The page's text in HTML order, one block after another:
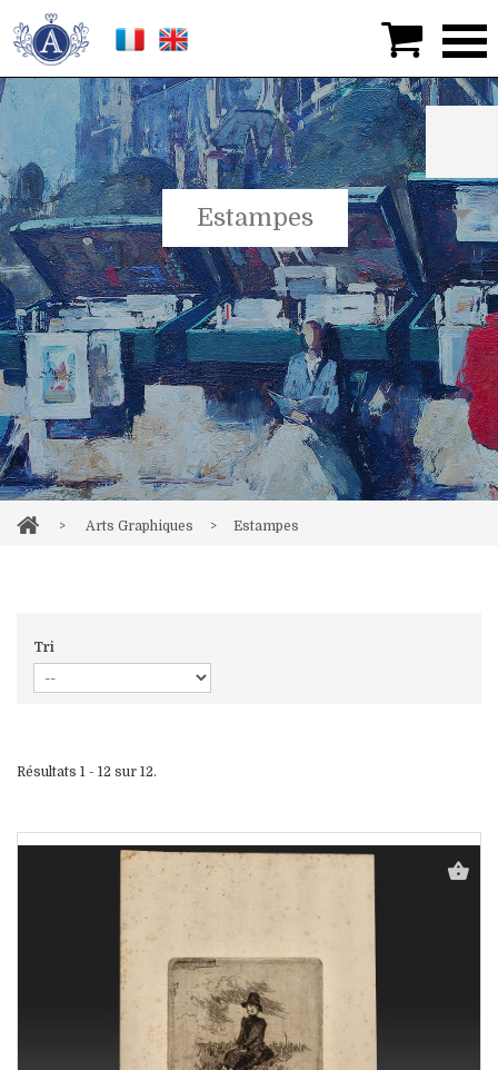
Estampes
> Arts Graphiques > Estampes
Tri
Résultats 1 - 12 sur 12.
